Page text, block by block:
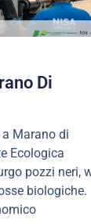
Di
Marano di
Ecologica
pozzi neri,
biologiche.